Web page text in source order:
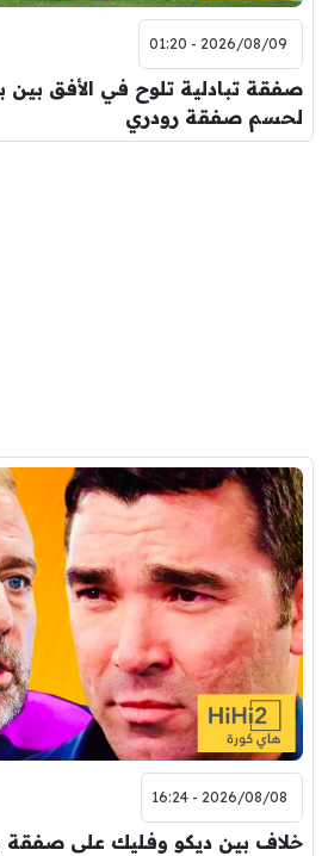
2026/08/09 - 01:20
صفقة تبادلية تلوح في الأفق بين
لحسم صفقة رودري
2026/08/08 - 16:24
خلاف بين ديكو وفليك على صفقة